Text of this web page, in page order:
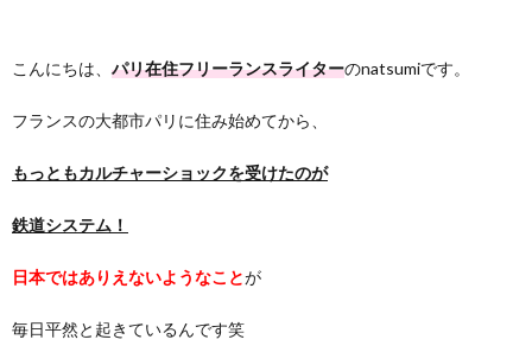
こんにちは、 パリ在住フリーランスライターのnatsumiです。
フランスの大都市パリに住み始めてから、
もっともカルチャーショックを受けたのが
鉄道システム！
日本ではありえないようなことが
毎日平然と起きているんです笑